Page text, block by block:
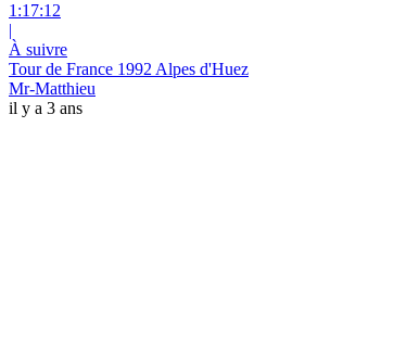
1:17:12
|
À suivre
Tour de France 1992 Alpes d'Huez
Mr-Matthieu
il y a 3 ans